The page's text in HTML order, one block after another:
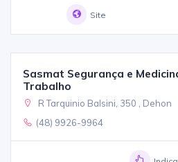
Site
Sasmat Segurança e
Trabalho
R Tarquinio Balsini, 350 , Dehon
(48) 9926-9964